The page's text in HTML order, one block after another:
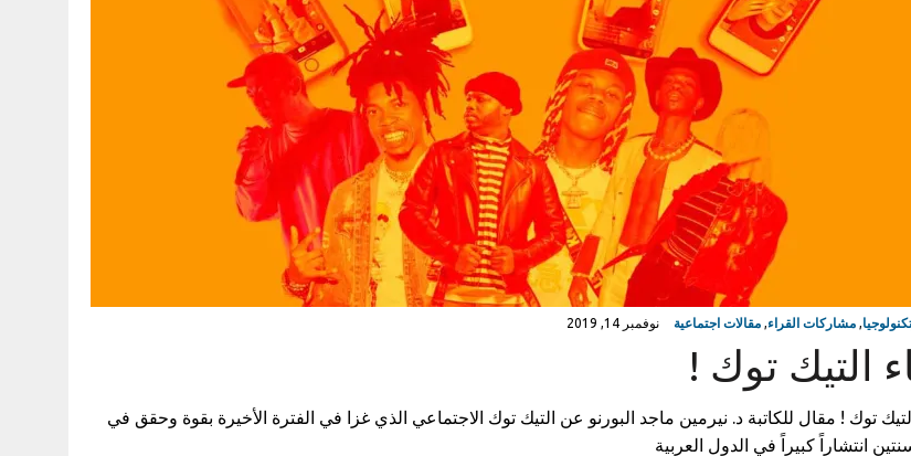
,مشاركات القراء,مقالات اجتماعية نوفمبر 14, 2019
التيك توك !
توك ! مقال للكاتبة د. نيرمين ماجد البورنو عن التيك توك الاجتماعي الذي غزا في الفترة الأخيرة بقوة وحقق في
انتشاراً كبيراً في الدول العربية